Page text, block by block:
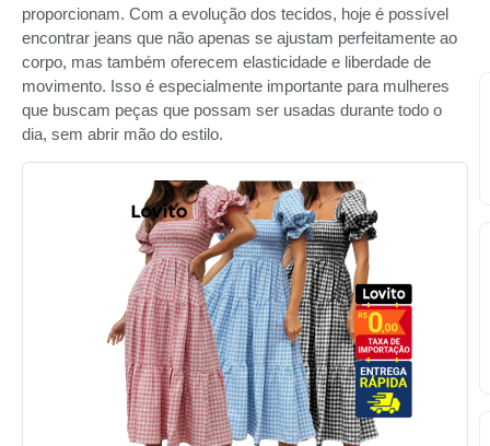
proporcionam. Com a evolução dos tecidos, hoje é possível
encontrar jeans que não apenas se ajustam perfeitamente ao
corpo, mas também oferecem elasticidade e liberdade de
movimento. Isso é especialmente importante para mulheres
que buscam peças que possam ser usadas durante todo o
dia, sem abrir mão do estilo.